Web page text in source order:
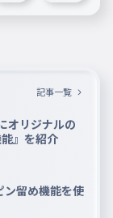
記事一覧
オリジナルの
』を紹介
留め機能を使